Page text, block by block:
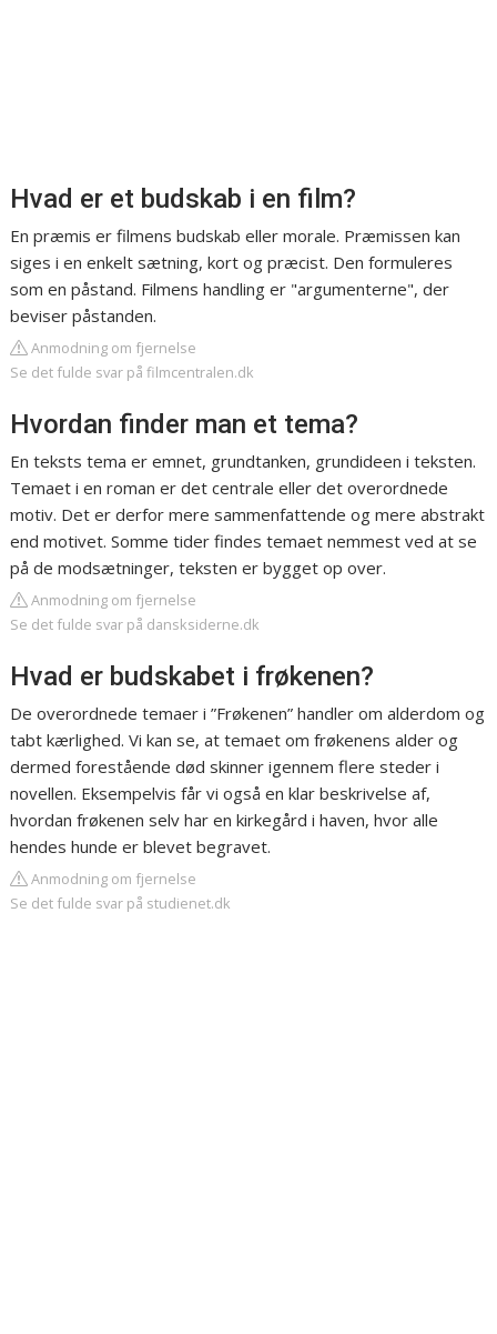
Hvad er et budskab i en film?
En præmis er filmens budskab eller morale. Præmissen kan
siges i en enkelt sætning, kort og præcist. Den formuleres
som en påstand. Filmens handling er "argumenterne", der
beviser påstanden.
Anmodning om fjernelse
Se det fulde svar på filmcentralen.dk
Hvordan finder man et tema?
En teksts tema er emnet, grundtanken, grundideen i teksten.
Temaet i en roman er det centrale eller det overordnede
motiv. Det er derfor mere sammenfattende og mere abstrakt
end motivet. Somme tider findes temaet nemmest ved at se
på de modsætninger, teksten er bygget op over.
Anmodning om fjernelse
Se det fulde svar på dansksiderne.dk
Hvad er budskabet i frøkenen?
De overordnede temaer i ”Frøkenen” handler om alderdom og
tabt kærlighed. Vi kan se, at temaet om frøkenens alder og
dermed forestående død skinner igennem flere steder i
novellen. Eksempelvis får vi også en klar beskrivelse af,
hvordan frøkenen selv har en kirkegård i haven, hvor alle
hendes hunde er blevet begravet.
Anmodning om fjernelse
Se det fulde svar på studienet.dk